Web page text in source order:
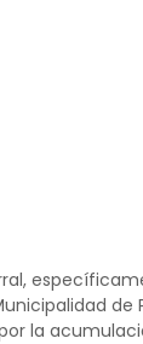
de
la